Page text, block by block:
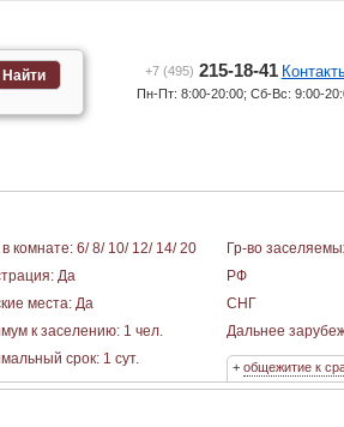
Найти +7 (495) 215-18-41
Пн-Пт: 8:00-20:00; Сб-Вс: 9:00-
комнате: 6/ 8/ 10/ 12/ 14/ 20
Да
места: Да
к заселению: 1 чел.
срок: 1 сут.
Гр-во
РФ
СНГ
Дальнее
+ общежитие к